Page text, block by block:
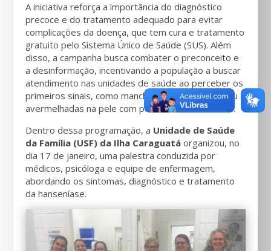
A iniciativa reforça a importância do diagnóstico
precoce e do tratamento adequado para evitar
complicações da doença, que tem cura e tratamento
gratuito pelo Sistema Único de Saúde (SUS). Além
disso, a campanha busca combater o preconceito e
a desinformação, incentivando a população a buscar
atendimento nas unidades de saúde ao perceber os
primeiros sinais, como manchas esbranquiçadas ou
avermelhadas na pele com perda de sensibilidade.
Dentro dessa programação, a Unidade de Saúde
da Família (USF) da Ilha Caraguatá organizou, no
dia 17 de janeiro, uma palestra conduzida por
médicos, psicóloga e equipe de enfermagem,
abordando os sintomas, diagnóstico e tratamento
da hanseníase.